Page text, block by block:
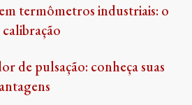
termômetros industriais: o
de pulsação: conheça suas